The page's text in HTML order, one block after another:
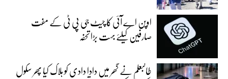
اوپن اے آئی کا چیٹ جی پی ٹی کے مفت
صارفین کیلئے بہت بڑا تحفہ
طالبعلم نے گھر میں دادا دادی کو ہلاک کیا پھر سکول